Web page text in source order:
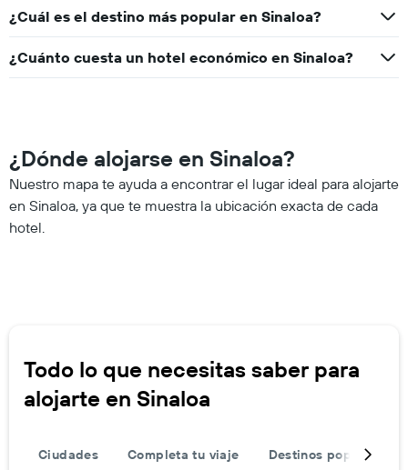
¿Cuál es el destino más popular en Sinaloa?
¿Cuánto cuesta un hotel económico en Sinaloa?
¿Dónde alojarse en Sinaloa?
Nuestro mapa te ayuda a encontrar el lugar ideal para alojarte
en Sinaloa, ya que te muestra la ubicación exacta de cada
hotel.
Todo lo que necesitas saber para
alojarte en Sinaloa
Ciudades Completa tu viaje Destinos populares